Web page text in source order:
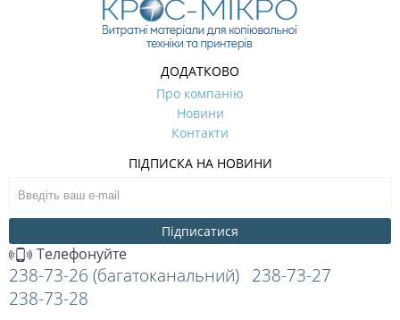
ДОДАТКОВО
Про компанію
Новини
Контакти
ПІДПИСКА НА НОВИНИ
Підписатися
Телефонуйте
238-73-26 (багатоканальний) 238-73-27
238-73-28